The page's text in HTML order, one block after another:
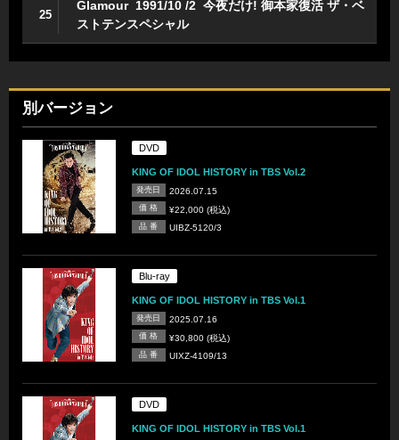
25
Glamour 1991/10 /2 今夜だけ! 御本家復活 ザ・ベ
ストテンスペシャル
別バージョン
DVD
KING OF IDOL HISTORY in TBS Vol.2
発売日 2026.07.15
価 格 ¥22,000 (税込)
品 番 UIBZ-5120/3
Blu-ray
KING OF IDOL HISTORY in TBS Vol.1
発売日 2025.07.16
価 格 ¥30,800 (税込)
品 番 UIXZ-4109/13
DVD
KING OF IDOL HISTORY in TBS Vol.1